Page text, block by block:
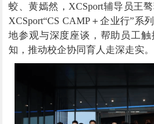
蛟、黄嫣然，XCSport辅导员王
XCSport“CS CAMP＋企业行”系
地参观与深度座谈，帮助员工
知，推动校企协同育人走深走实。